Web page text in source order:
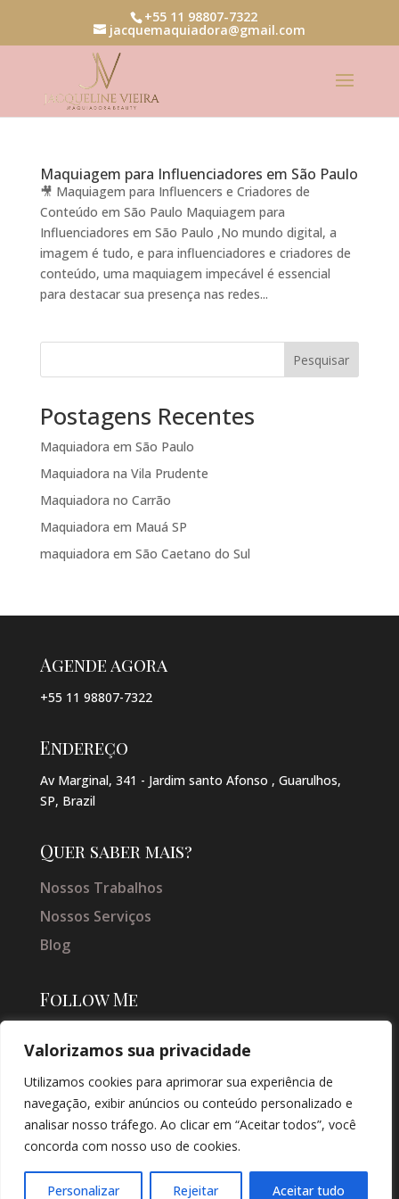
Valorizamos sua privacidade
Utilizamos cookies para aprimorar sua experiência de
navegação, exibir anúncios ou conteúdo personalizado e
analisar nosso tráfego. Ao clicar em “Aceitar todos”, você
concorda com nosso uso de cookies.
Personalizar Rejeitar Aceitar tudo
+55 11 98807-7322
jacquemaquiadora@gmail.com
Maquiagem para Influenciadores em São Paulo
🎥 Maquiagem para Influencers e Criadores de
Conteúdo em São Paulo Maquiagem para
Influenciadores em São Paulo ,No mundo digital, a
imagem é tudo, e para influenciadores e criadores de
conteúdo, uma maquiagem impecável é essencial
para destacar sua presença nas redes...
Pesquisar
Postagens Recentes
Maquiadora em São Paulo
Maquiadora na Vila Prudente
Maquiadora no Carrão
Maquiadora em Mauá SP
maquiadora em São Caetano do Sul
Agende agora
+55 11 98807-7322
Endereço
Av Marginal, 341 - Jardim santo Afonso , Guarulhos,
SP, Brazil
Quer saber mais?
Nossos Trabalhos
Nossos Serviços
Blog
Follow Me
SOLUÇÕES DIGITAIS |
CRIAÇÃO DE SITES